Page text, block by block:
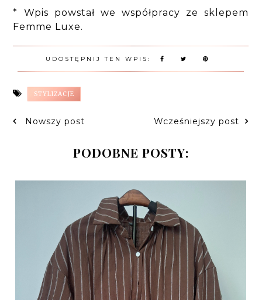
* Wpis powstał we współpracy ze sklepem
Femme Luxe.
UDOSTĘPNIJ TEN WPIS:
STYLIZACJE
Nowszy post Wcześniejszy post
PODOBNE POSTY: